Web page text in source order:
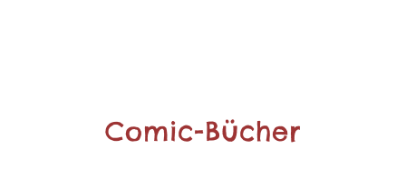
Comic-Bücher